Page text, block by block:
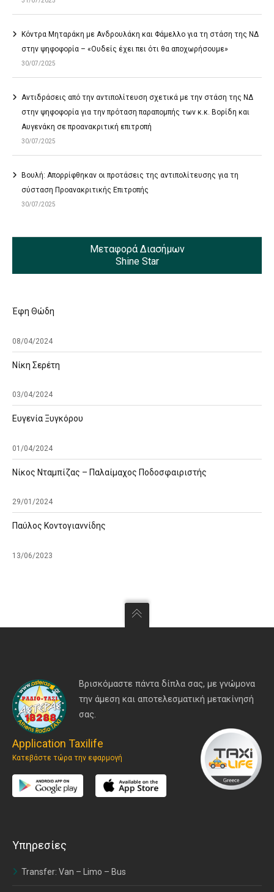
Κόντρα Μηταράκη με Ανδρουλάκη και Φάμελλο για τη στάση της ΝΔ
στην ψηφοφορία – «Ουδείς έχει πει ότι θα αποχωρήσουμε»
30/07/2025
Αντιδράσεις από την αντιπολίτευση σχετικά με την στάση της ΝΔ
στην ψηφοφορία για την πρόταση παραπομπής των κ.κ. Βορίδη και
Αυγενάκη σε προανακριτική επιτροπή
30/07/2025
Βουλή: Απορρίφθηκαν οι προτάσεις της αντιπολίτευσης για τη
σύσταση Προανακριτικής Επιτροπής
30/07/2025
Μεταφορά Διασήμων
Shine Star
Έφη Θώδη
08/04/2024
Νίκη Σερέτη
03/04/2024
Ευγενία Ξυγκόρου
01/04/2024
Νίκος Νταμπίζας – Παλαίμαχος Ποδοσφαιριστής
29/01/2024
Παύλος Κοντογιαννίδης
13/06/2023
Βρισκόμαστε πάντα δίπλα σας, με γνώμονα
την άμεση και αποτελεσματική μετακίνησή
σας.
Application Taxilife
Κατεβάστε τώρα την εφαρμογή
Υπηρεσίες
Transfer: Van – Limo – Bus